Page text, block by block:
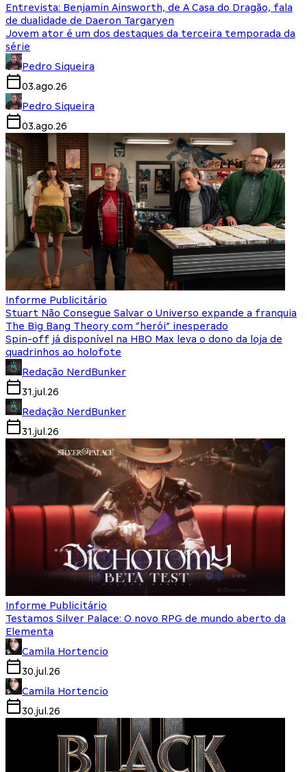
Entrevista: Benjamin Ainsworth, de A Casa do Dragão, fala
de dualidade de Daeron Targaryen
Jovem ator é um dos destaques da terceira temporada da
série
Pedro Siqueira
03.ago.26
Pedro Siqueira
03.ago.26
Informe Publicitário
Stuart Não Consegue Salvar o Universo expande a franquia
The Big Bang Theory com “herói” inesperado
Spin-off já disponível na HBO Max leva o dono da loja de
quadrinhos ao holofote
Redação NerdBunker
31.jul.26
Redação NerdBunker
31.jul.26
Informe Publicitário
Testamos Silver Palace: O novo RPG de mundo aberto da
Elementa
Camila Hortencio
30.jul.26
Camila Hortencio
30.jul.26